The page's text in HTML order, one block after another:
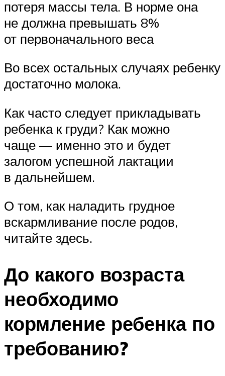
потеря массы тела. В норме она
не должна превышать 8%
от первоначального веса
Во всех остальных случаях ребенку
достаточно молока.
Как часто следует прикладывать
ребенка к груди? Как можно
чаще — именно это и будет
залогом успешной лактации
в дальнейшем.
О том, как наладить грудное
вскармливание после родов,
читайте здесь.
До какого возраста
необходимо
кормление ребенка по
требованию?